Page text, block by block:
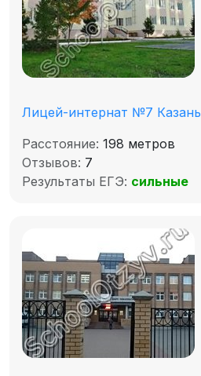
Лицей-интернат №7 Казань
Расстояние: 198 метров
Отзывов: 7
Результаты ЕГЭ: сильные